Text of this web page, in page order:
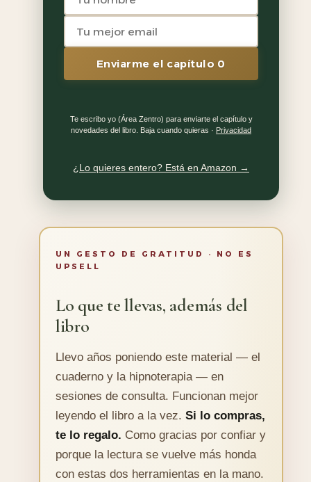
Enviarme el capítulo 0
Te escribo yo (Área Zentro) para enviarte el capítulo y
novedades del libro. Baja cuando quieras · Privacidad
¿Lo quieres entero? Está en Amazon →
UN GESTO DE GRATITUD · NO ES
UPSELL
Lo que te llevas, además del
libro
Llevo años poniendo este material — el
cuaderno y la hipnoterapia — en
sesiones de consulta. Funcionan mejor
leyendo el libro a la vez. Si lo compras,
te lo regalo. Como gracias por confiar y
porque la lectura se vuelve más honda
con estas dos herramientas en la mano.